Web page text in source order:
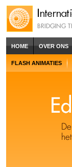
HOME OVER ONS
FLASH ANIMATIES